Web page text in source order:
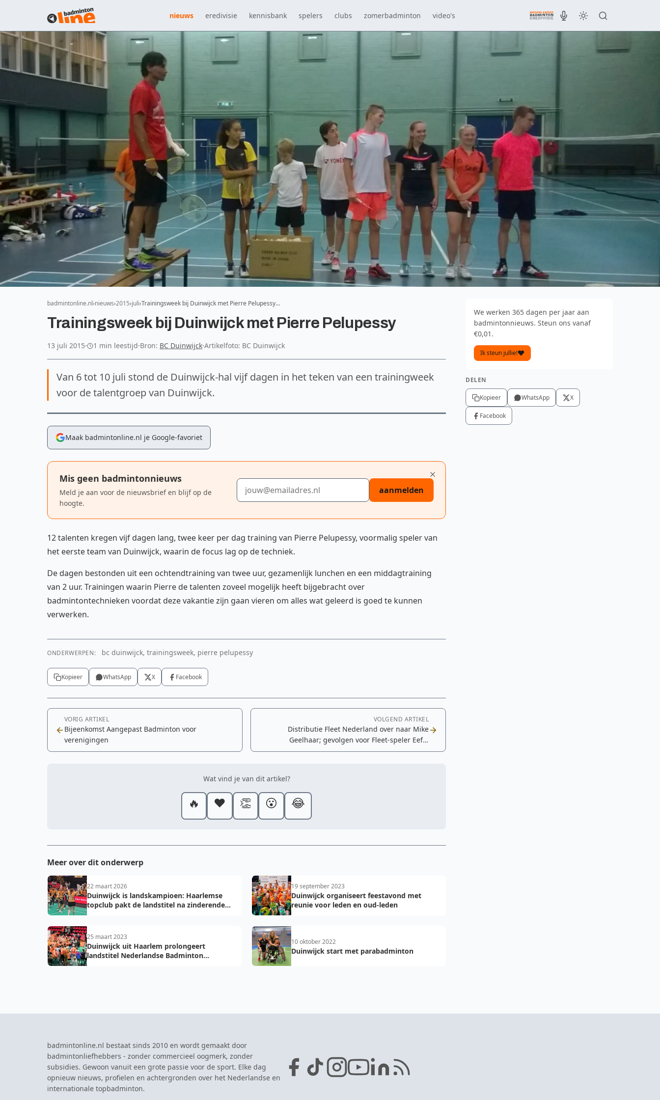
nieuws eredivisie kennisbank spelers clubs zomerbadminton video's
badmintonline.nl nieuws 2015 juli Trainingsweek bij Duinwijck met Pierre Pelupessy…
Trainingsweek bij Duinwijck met Pierre Pelupessy
13 juli 2015· 1 min leestijd·Bron: BC Duinwijck·Artikelfoto: BC Duinwijck
Van 6 tot 10 juli stond de Duinwijck-hal vijf dagen in het teken van een trainingweek
voor de talentgroep van Duinwijck.
Maak badmintonline.nl je Google-favoriet
Mis geen badmintonnieuws
Meld je aan voor de nieuwsbrief en blijf op de
hoogte.
E-mailadres
aanmelden
12 talenten kregen vijf dagen lang, twee keer per dag training van Pierre Pelupessy, voormalig speler van
het eerste team van Duinwijck, waarin de focus lag op de techniek.
De dagen bestonden uit een ochtendtraining van twee uur, gezamenlijk lunchen en een middagtraining
van 2 uur. Trainingen waarin Pierre de talenten zoveel mogelijk heeft bijgebracht over
badmintontechnieken voordat deze vakantie zijn gaan vieren om alles wat geleerd is goed te kunnen
verwerken.
ONDERWERPEN: bc duinwijck, trainingsweek, pierre pelupessy
Kopieer WhatsApp X Facebook
VORIG ARTIKEL
Bijeenkomst Aangepast Badminton voor
verenigingen
VOLGEND ARTIKEL
Distributie Fleet Nederland over naar Mike
Geelhaar; gevolgen voor Fleet-speler Eefje
Muskens onbekend
Wat vind je van dit artikel?
🔥 ❤️ 👏 😮 😂
Meer over dit onderwerp
22 maart 2026
Duinwijck is landskampioen: Haarlemse
topclub pakt de landstitel na zinderende
19 september 2023
Duinwijck organiseert feestavond met
reunie voor leden en oud-leden
25 maart 2023
Duinwijck uit Haarlem prolongeert
landstitel Nederlandse Badminton
10 oktober 2022
Duinwijck start met parabadminton
We werken 365 dagen per jaar aan
badmintonnieuws. Steun ons vanaf
€0,01.
Ik steun jullie!
DELEN
Kopieer WhatsApp X
Facebook
badmintonline.nl bestaat sinds 2010 en wordt gemaakt door
badmintonliefhebbers - zonder commercieel oogmerk, zonder
subsidies. Gewoon vanuit een grote passie voor de sport. Elke dag
opnieuw nieuws, profielen en achtergronden over het Nederlandse en
internationale topbadminton.